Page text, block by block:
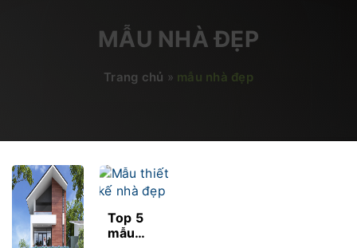
MẪU NHÀ ĐẸP
Trang chủ » mẫu nhà đẹp
Top 5
mẫu